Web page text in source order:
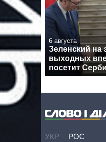
6 августа
Зеленский на
выходных
посетит
УКР РОС